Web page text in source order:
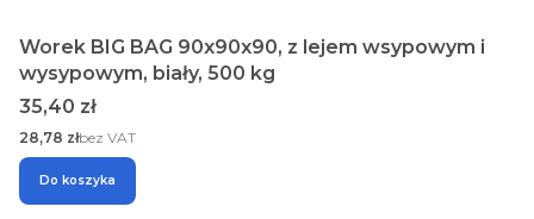
Worek BIG BAG 90x90x90, z lejem wsypowym i
wysypowym, biały, 500 kg
Cena
35,40 zł
Cena
28,78 złbez VAT
Do koszyka